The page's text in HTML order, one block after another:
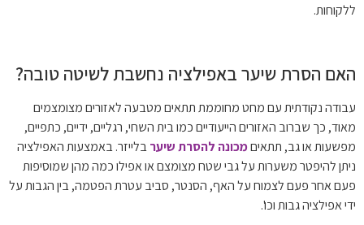
ללקוחות.
האם הסרת שיער באפילציה נחשבת לשיטה טובה?
עבודה נקודתית עם מחט מחוממת תתאים מטבעה לאזורים מצומצמים
מאוד, כך שברוב האזורים הייעודיים כמו בית השחי, רגליים, ידיים, כתפיים,
מפשעות או גב, תתאיםמכונה להסרת שיערבלייזר. באמצעות האפילציה
ניתן להיפטר משערות על גבי שטח מצומצם או אפילו כמה מהן שמוסיפות
פעם אחר פעם לצמוח על האף, הסנטר, סביב עטרת הפטמה, בין הגבות על
ידי אפילציה גבות וכו'.